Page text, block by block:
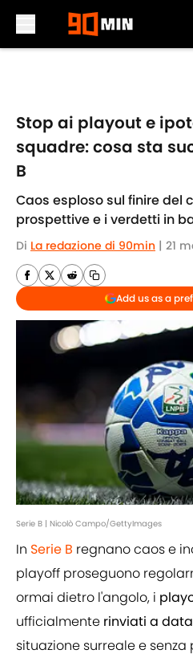
Stop ai playout e
squadre: cosa sta
B
Caos esploso sul finire
prospettive e i verdetti in
Di La redazione di 90min | 21
Add us as a
Serie B | Nicolò Campo/GettyImages
In Serie B regnano caos e
playoff proseguono
ormai dietro l'angolo, i
ufficialmente rinviati a
situazione surreale e